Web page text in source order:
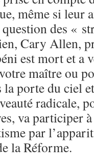
même si leur
des «
Cary Allen,
est mort et a
maître ou
la porte du ciel
radicale,
va participer
par
la Réforme.